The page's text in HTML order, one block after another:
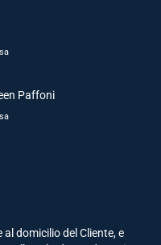
Paffoni
domicilio del Cliente, e